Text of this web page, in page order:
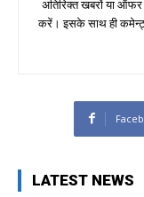
अतिरिक्त खबरों या
करें। इसके साथ ही कमेन्ट्स
LATEST NEWS